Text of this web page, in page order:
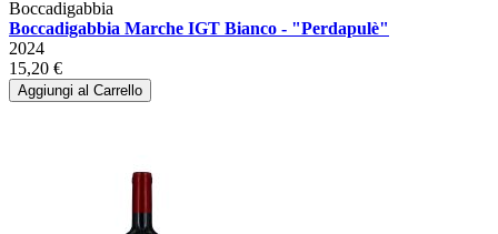
Boccadigabbia
Boccadigabbia Marche IGT Bianco - "Perdapulè"
2024
15,20 €
Aggiungi al Carrello